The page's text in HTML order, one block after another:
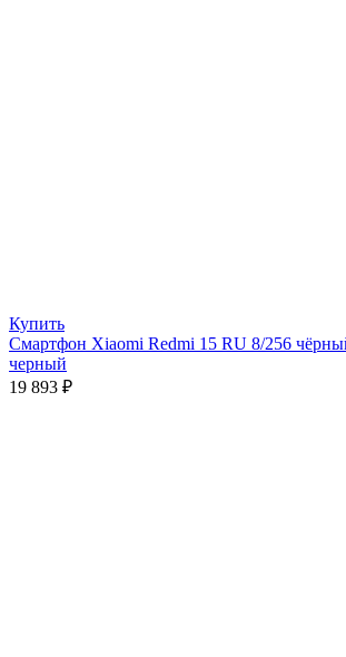
Купить
Смартфон Xiaomi Redmi 15 RU 8/256
черный
19 893 ₽